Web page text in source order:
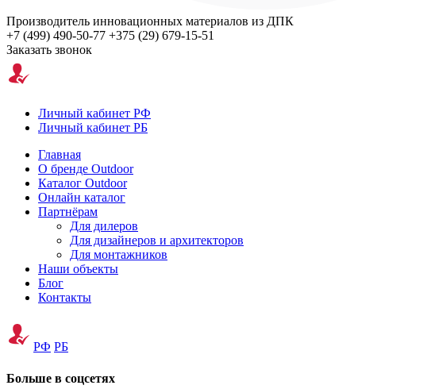
Производитель инновационных материалов из ДПК
+7 (499) 490-50-77 +375 (29) 679-15-51
Заказать звонок
Личный кабинет РФ
Личный кабинет РБ
Главная
О бренде Outdoor
Каталог Outdoor
Онлайн каталог
Партнёрам
Для дилеров
Для дизайнеров и архитекторов
Для монтажников
Наши объекты
Блог
Контакты
РФ РБ
Больше в соцсетях